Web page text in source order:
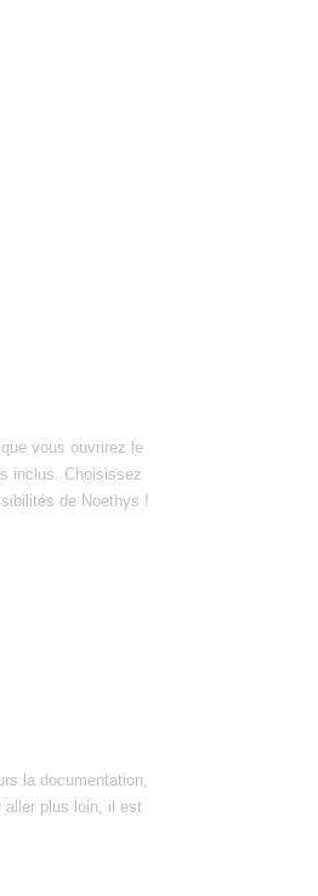
vous ouvrirez le
inclus. Choisissez
de Noethys !
la documentation,
aller plus loin, il est